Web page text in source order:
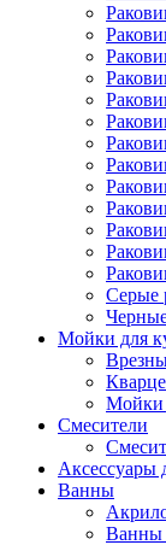
Серые
Мойки для
Мойки
Смесители
Аксессуары
Ванны
Ванны